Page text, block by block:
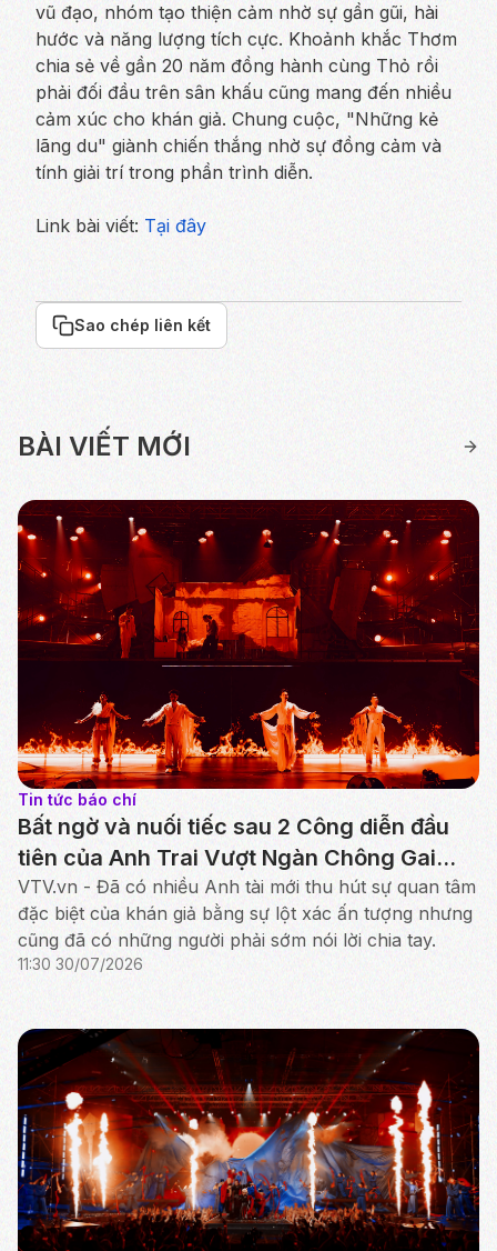
vũ đạo, nhóm tạo thiện cảm nhờ sự gần gũi, hài
hước và năng lượng tích cực. Khoảnh khắc Thơm
chia sẻ về gần 20 năm đồng hành cùng Thỏ rồi
phải đối đầu trên sân khấu cũng mang đến nhiều
cảm xúc cho khán giả. Chung cuộc, "Những kẻ
lãng du" giành chiến thắng nhờ sự đồng cảm và
tính giải trí trong phần trình diễn.
Link bài viết: Tại đây
Sao chép liên kết
BÀI VIẾT MỚI
Tin tức báo chí
Bất ngờ và nuối tiếc sau 2 Công diễn đầu
tiên của Anh Trai Vượt Ngàn Chông Gai
2026
VTV.vn - Đã có nhiều Anh tài mới thu hút sự quan tâm
đặc biệt của khán giả bằng sự lột xác ấn tượng nhưng
cũng đã có những người phải sớm nói lời chia tay.
11:30 30/07/2026